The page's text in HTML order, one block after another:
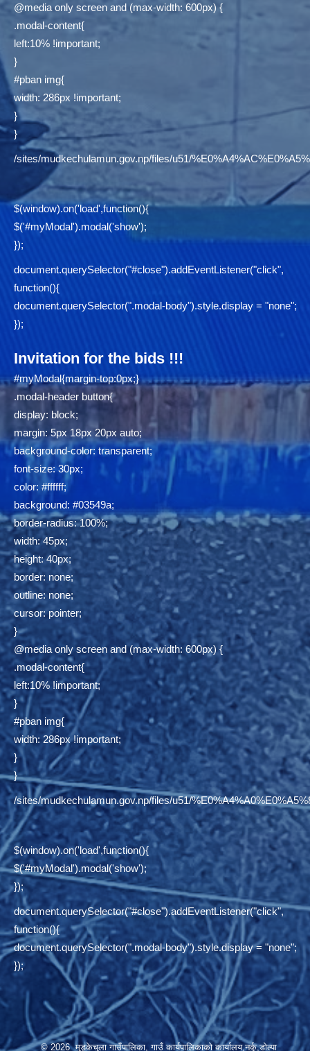
@media only screen and (max-width: 600px) {
.modal-content{
left:10% !important;
}
#pban img{
width: 286px !important;
}
}
/sites/mudkechulamun.gov.np/files/u51/
$(window).on('load',function(){
$('#myModal').modal('show');
});
document.querySelector("#close").addEventListener("click",
function(){
document.querySelector(".modal-body").style.display = "none";
});
Invitation for the bids !!!
#myModal{margin-top:0px;}
.modal-header button{
display: block;
margin: 5px 18px 20px auto;
background-color: transparent;
font-size: 30px;
color: #ffffff;
background: #03549a;
border-radius: 100%;
width: 45px;
height: 40px;
border: none;
outline: none;
cursor: pointer;
}
@media only screen and (max-width: 600px) {
.modal-content{
left:10% !important;
}
#pban img{
width: 286px !important;
}
}
/sites/mudkechulamun.gov.np/files/u51/
$(window).on('load',function(){
$('#myModal').modal('show');
});
document.querySelector("#close").addEventListener("click",
function(){
document.querySelector(".modal-body").style.display = "none";
});
© 2026 मुड्केचुला गाउँपालिका, गाउँ कार्यपालिकाको कार्यालय,नर्कु,डोल्पा